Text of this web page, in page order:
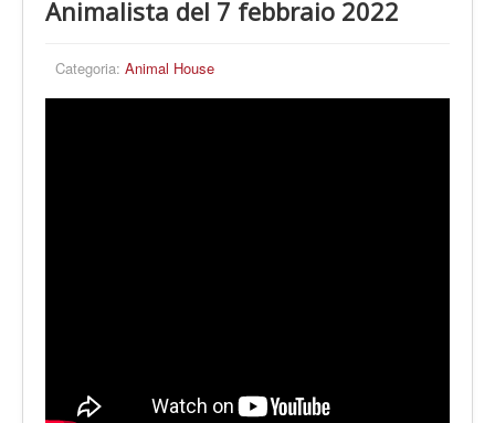
IL FONDATORE
PROGRAMMI
PALINSESTO
Animalista del 7 febbraio 2022
Categoria: Animal House